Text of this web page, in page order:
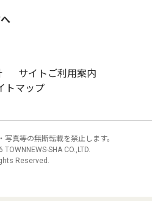
サイトご利用案内
トマップ
真等の無断転載を禁止します。
TOWNNEWS-SHA CO.,LTD.
Reserved.